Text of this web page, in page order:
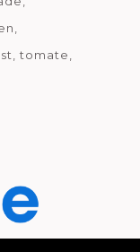
tomate